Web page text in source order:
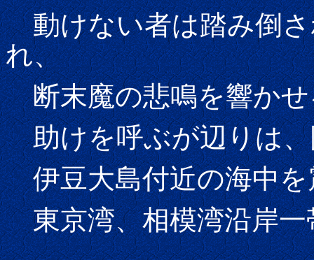
動けない者は踏み倒さ
れ、
断末魔の悲鳴を響かせ
助けを呼ぶが辺りは、
伊豆大島付近の海中を
東京湾、相模湾沿岸一